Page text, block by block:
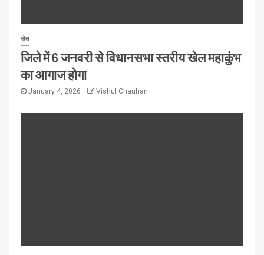
खेल
जिले में 6 जनवरी से विधानसभा स्तरीय खेल महाकुंभ
का आगाज होगा
January 4, 2026 Vishul Chauhan